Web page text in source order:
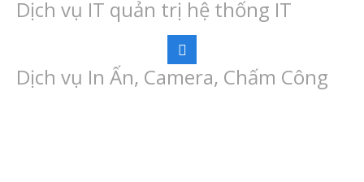
Dịch vụ IT quản trị hệ thống IT
Dịch vụ In Ấn, Camera, Chấm Công